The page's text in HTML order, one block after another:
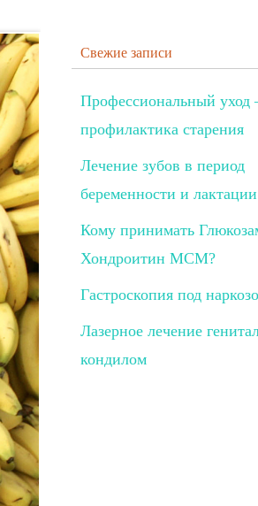
Свежие записи
Профессиональный
профилактика старения
Лечение зубов в период
беременности и лактации
Кому принимать
Хондроитин МСМ?
Гастроскопия под
Лазерное лечение
кондилом